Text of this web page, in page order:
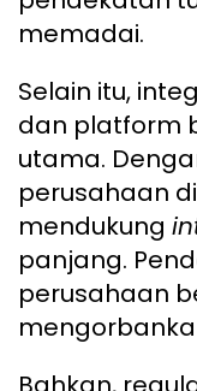
memadai.
Selain itu,
dan platform
utama.
perusahaan
mendukung
panjang.
perusahaan